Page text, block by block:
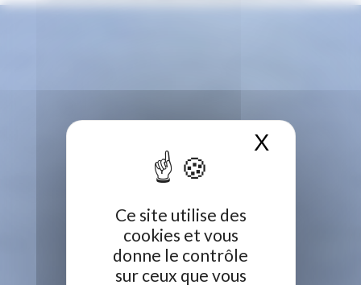
Ce site utilise des
cookies et vous
donne le contrôle
sur ceux que vous
X